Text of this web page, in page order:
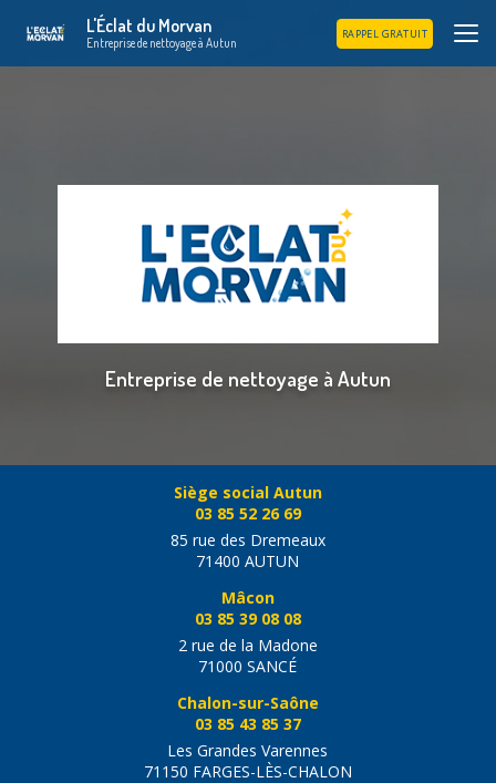
principal
L'Éclat du Morvan
Entreprise de nettoyage à Autun
RAPPEL GRATUIT
Entreprise de nettoyage à Autun
Siège social Autun
03 85 52 26 69
85 rue des Dremeaux
71400 AUTUN
Mâcon
03 85 39 08 08
2 rue de la Madone
71000 SANCÉ
Chalon-sur-Saône
03 85 43 85 37
Les Grandes Varennes
71150 FARGES-LÈS-CHALON